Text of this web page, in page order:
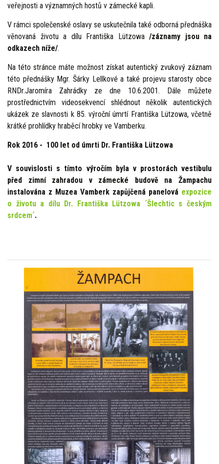
veřejnosti a významných hostů v zámecké kapli.
V rámci společenské oslavy se uskutečnila také odborná přednáška
věnovaná životu a dílu Františka Lützowa /záznamy jsou na
odkazech níže/.
Na této stránce máte možnost získat autentický zvukový záznam
této přednášky Mgr. Šárky Lellkové a také projevu starosty obce
RNDr.Jaromíra Zahrádky ze dne 10.6.2001. Dále můžete
prostřednictvím videosekvencí shlédnout několik autentických
ukázek ze slavnosti k 85. výroční úmrtí Františka Lützowa, včetně
krátké prohlídky hraběcí hrobky ve Vamberku.
Rok 2016 - 100 let od úmrti Dr. Františka Lützowa
V souvislosti s tímto výročím byla v prostorách vestibulu
před zimní zahradou v zámecké budově na Žampachu
instalována z Muzea Vamberk zapůjčená panelová expozice
o životu a dílu Dr. Františka Lützowa ´Šlechtic s českým
srdcem´.